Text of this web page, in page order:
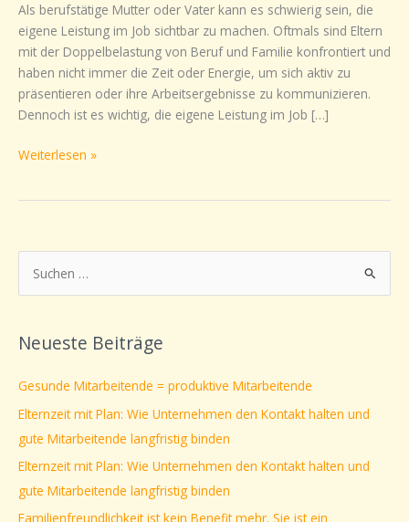
Als berufstätige Mutter oder Vater kann es schwierig sein, die
eigene Leistung im Job sichtbar zu machen. Oftmals sind Eltern
mit der Doppelbelastung von Beruf und Familie konfrontiert und
haben nicht immer die Zeit oder Energie, um sich aktiv zu
präsentieren oder ihre Arbeitsergebnisse zu kommunizieren.
Dennoch ist es wichtig, die eigene Leistung im Job […]
Eltern,
um
ihre
Leistung
im
Job
zu
Weiterlesen »
u
h
n
a
c
h
Neueste Beiträge
Gesunde Mitarbeitende = produktive Mitarbeitende
Elternzeit mit Plan: Wie Unternehmen den Kontakt halten und
gute Mitarbeitende langfristig binden
Elternzeit mit Plan: Wie Unternehmen den Kontakt halten und
gute Mitarbeitende langfristig binden
Familienfreundlichkeit ist kein Benefit mehr. Sie ist ein